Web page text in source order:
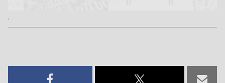
.